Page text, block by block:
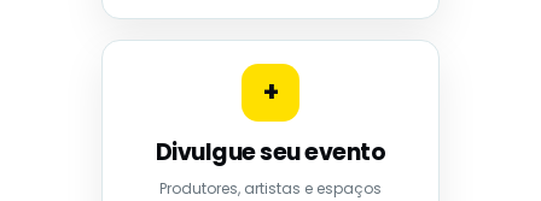
+
Divulgue seu evento
Produtores, artistas e espaços